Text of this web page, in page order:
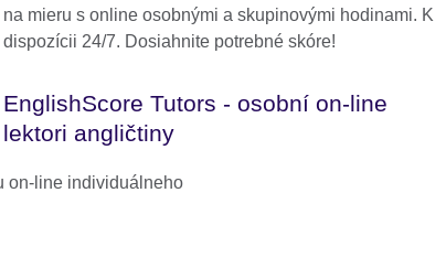
na mieru s online osobnými a skupinovými hodinami. K
dispozícii 24/7. Dosiahnite potrebné skóre!
EnglishScore Tutors - osobní on-line
lektori angličtiny
on-line individuálneho